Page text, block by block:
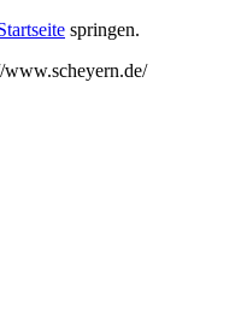
springen.
www.scheyern.de/